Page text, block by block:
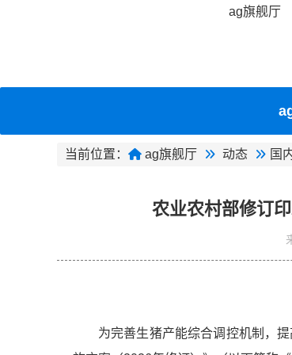
ag旗舰厅
当前位置： ag旗舰厅 动态 国
农业农村部修订
为完善生猪产能综合调控机制，